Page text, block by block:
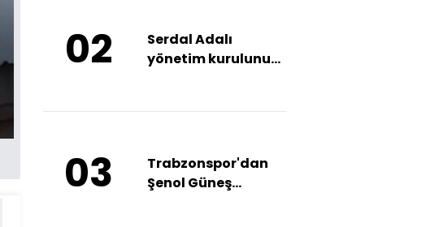
02
Serdal Adalı
yönetim kurulunu
03
Trabzonspor'dan
Şenol Güneş